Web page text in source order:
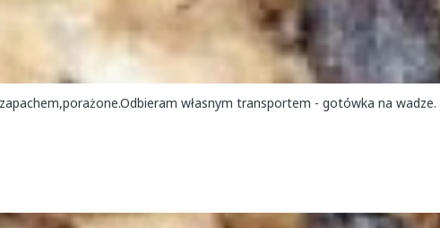
własnym transportem - gotówka na wadze.